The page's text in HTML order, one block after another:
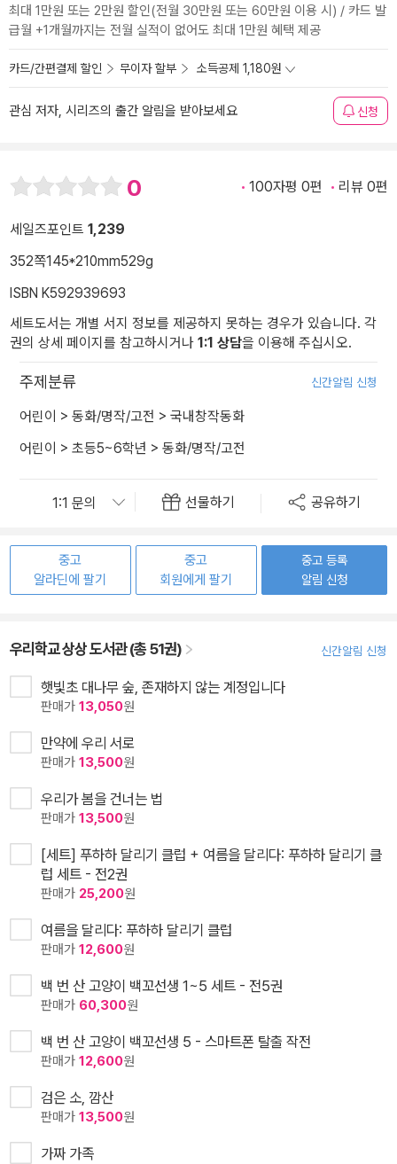
최대 1만원 또는 2만원 할인(전월 30만원 또는 60만원 이용 시) / 카드 발
급월 +1개월까지는 전월 실적이 없어도 최대 1만원 혜택 제공
카드/간편결제 할인 무이자 할부 소득공제 1,180원
관심 저자, 시리즈의 출간 알림을 받아보세요 신청
0 100자평 0편 리뷰 0편
세일즈포인트 1,239
352쪽145*210mm529g
ISBN K592939693
세트도서는 개별 서지 정보를 제공하지 못하는 경우가 있습니다. 각
권의 상세 페이지를 참고하시거나 1:1 상담을 이용해 주십시오.
주제분류 신간알림 신청
어린이 > 동화/명작/고전 > 국내창작동화
어린이 > 초등5~6학년 > 동화/명작/고전
선물하기 공유하기
중고
알라딘에 팔기
중고
회원에게 팔기
중고 등록
알림 신청
우리학교 상상 도서관 (총 51권) 신간알림 신청
햇빛초 대나무 숲, 존재하지 않는 계정입니다
판매가 13,050원
만약에 우리 서로
판매가 13,500원
우리가 봄을 건너는 법
판매가 13,500원
[세트] 푸하하 달리기 클럽 + 여름을 달리다: 푸하하 달리기 클
럽 세트 - 전2권
판매가 25,200원
여름을 달리다: 푸하하 달리기 클럽
판매가 12,600원
백 번 산 고양이 백꼬선생 1~5 세트 - 전5권
판매가 60,300원
백 번 산 고양이 백꼬선생 5 - 스마트폰 탈출 작전
판매가 12,600원
검은 소, 깜산
판매가 13,500원
가짜 가족